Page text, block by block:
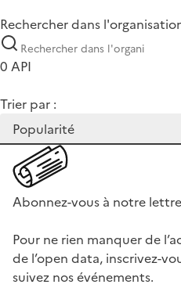
Rechercher dans
0 API
Trier par :
Abonnez-vous à notre
Pour ne rien manquer de
de l’open data, inscrivez-
suivez nos événements.